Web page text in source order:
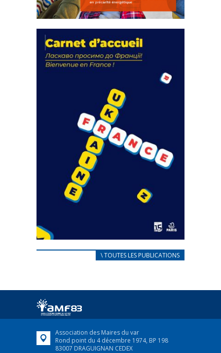
actions
18 septembre 2023
FEUILLETER
CARNET D’ACCUEIL
Afin d’accompagner au mieux les réfugiés
FEUILLETER
\ TOUTES LES PUBLICATIONS
Association des Maires du var
Rond point du 4 décembre 1974, BP 198
83007 DRAGUIGNAN CEDEX